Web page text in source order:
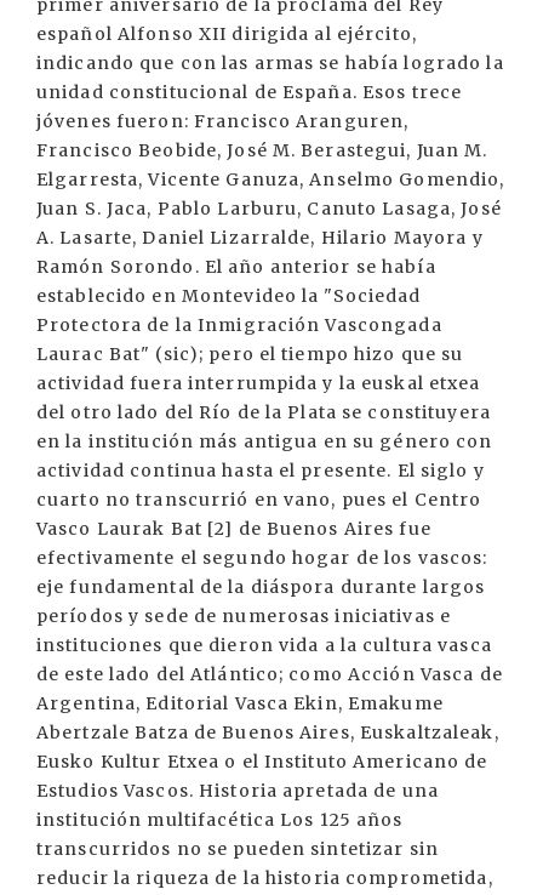
primer aniversario de la proclama del Rey
español Alfonso XII dirigida al ejército,
indicando que con las armas se había logrado la
unidad constitucional de España. Esos trece
jóvenes fueron: Francisco Aranguren,
Francisco Beobide, José M. Berastegui, Juan M.
Elgarresta, Vicente Ganuza, Anselmo Gomendio,
Juan S. Jaca, Pablo Larburu, Canuto Lasaga, José
A. Lasarte, Daniel Lizarralde, Hilario Mayora y
Ramón Sorondo. El año anterior se había
establecido en Montevideo la "Sociedad
Protectora de la Inmigración Vascongada
Laurac Bat" (sic); pero el tiempo hizo que su
actividad fuera interrumpida y la euskal etxea
del otro lado del Río de la Plata se constituyera
en la institución más antigua en su género con
actividad continua hasta el presente. El siglo y
cuarto no transcurrió en vano, pues el Centro
Vasco Laurak Bat [2] de Buenos Aires fue
efectivamente el segundo hogar de los vascos:
eje fundamental de la diáspora durante largos
períodos y sede de numerosas iniciativas e
instituciones que dieron vida a la cultura vasca
de este lado del Atlántico; como Acción Vasca de
Argentina, Editorial Vasca Ekin, Emakume
Abertzale Batza de Buenos Aires, Euskaltzaleak,
Eusko Kultur Etxea o el Instituto Americano de
Estudios Vascos. Historia apretada de una
institución multifacética Los 125 años
transcurridos no se pueden sintetizar sin
reducir la riqueza de la historia comprometida,